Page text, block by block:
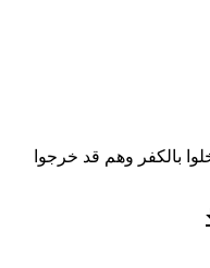
بالكفر وهم قد خرجوا